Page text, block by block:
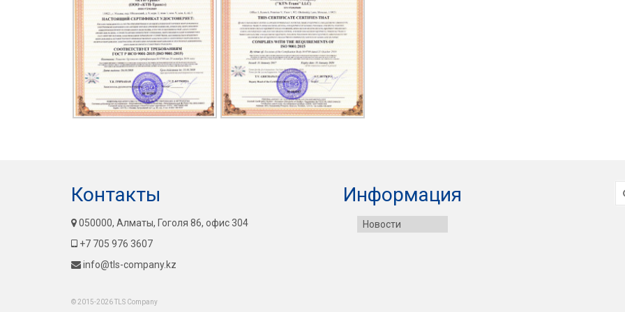
Контакты
050000, Алматы, Гоголя 86, офис 304
+7 705 976 3607
info@tls-company.kz
Информация
Новости
© 2015-2026 TLS Company